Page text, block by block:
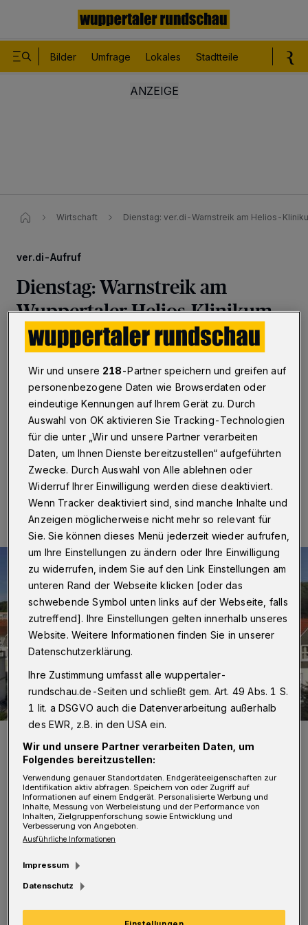
Bilder Umfrage Lokales Stadtteile
Wirtschaft Dienstag: ver.di-Warnstreik am Helios-
ver.di-Aufruf
Dienstag: Warnstreik am
Wuppertaler Helios-Klinikum
Wuppertal·Die Dienstleistungsgewerkschaft ver.di ruft
für Dienstag (30. März 2021) zu einem ganztägigen
Warnstreik auf. Anlass sind die laufenden
Tarifverhandlungen für die rund 21.000 nicht-
ärztlichen Beschäftigten in 34 Krankenhäusern, in
denen der Helios-Konzerntarifvertrag gilt.
29.03.2021 , 07:00 Uhr Eine Minute Lesezeit
Das Helios-Klinikum in Barmen.
Foto: Helios Uniklinikum Wuppertal
H elios hat laut ver.di ein Angebot
vorgelegt, bei dem die Löhne und
Gehälter in den ersten fünf Monaten nicht und
nichts anderes als Reallohnverlust“, kritisiert
Wir und unsere 218-Partner speichern und greifen auf
personenbezogene Daten wie Browserdaten oder
eindeutige Kennungen auf Ihrem Gerät zu. Durch
Auswahl von OK aktivieren Sie Tracking-Technologien
für die unter „Wir und unsere Partner verarbeiten
Daten, um Ihnen Dienste bereitzustellen“ aufgeführten
Zwecke. Durch Auswahl von Alle ablehnen oder
Widerruf Ihrer Einwilligung werden diese deaktiviert.
Wenn Tracker deaktiviert sind, sind manche Inhalte und
Anzeigen möglicherweise nicht mehr so relevant für
Sie. Sie können dieses Menü jederzeit wieder aufrufen,
um Ihre Einstellungen zu ändern oder Ihre Einwilligung
zu widerrufen, indem Sie auf den Link Einstellungen am
unteren Rand der Webseite klicken [oder das
schwebende Symbol unten links auf der Webseite, falls
zutreffend]. Ihre Einstellungen gelten innerhalb unseres
Website. Weitere Informationen finden Sie in unserer
Datenschutzerklärung.
Ihre Zustimmung umfasst alle wuppertaler-
rundschau.de-Seiten und schließt gem. Art. 49 Abs. 1 S.
1 lit. a DSGVO auch die Datenverarbeitung außerhalb
des EWR, z.B. in den USA ein.
Wir und unsere Partner verarbeiten Daten, um
Folgendes bereitzustellen:
Verwendung genauer Standortdaten. Endgeräteeigenschaften zur
Identifikation aktiv abfragen. Speichern von oder Zugriff auf
Informationen auf einem Endgerät. Personalisierte Werbung und
Inhalte, Messung von Werbeleistung und der Performance von
Inhalten, Zielgruppenforschung sowie Entwicklung und
Verbesserung von Angeboten.
Ausführliche Informationen
Impressum
Datenschutz